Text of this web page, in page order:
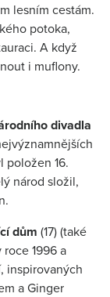
lesním cestám.
potoka,
A když
i muflony.
divadla
položen 16.
národ složil,
dům (17) (také
1996 a
inspirovaných
a Ginger